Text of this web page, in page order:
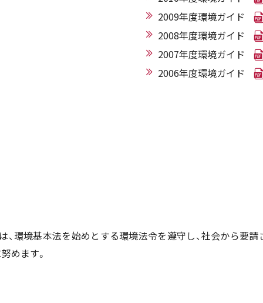
2009年度環境ガイド
2008年度環境ガイド
2007年度環境ガイド
2006年度環境ガイド
環境基本法を始めとする環境法令を遵守し、社会から要
めます。